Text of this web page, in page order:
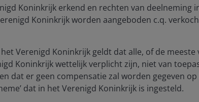
that are commercially meaningful but
the creation of formal dialogue mechanisms
earlier ‘phase one’ commitments
Koninkrijk erkend en rechten van deelneming
Koninkrijk worden aangeboden c.q.
Verenigd Koninkrijk geldt dat alle, of de meeste
Koninkrijk wettelijk verplicht zijn, niet van
dat er geen compensatie zal worden gegeven
dat in het Verenigd Koninkrijk is ingesteld.